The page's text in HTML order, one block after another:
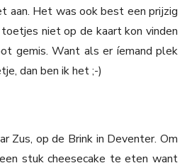
aan. Het was ook best een prijzig
niet op de kaart kon vinden
gemis. Want als er íemand plek
dan ben ik het ;-)
Zus, op de Brink in Deventer. Om
stuk cheesecake te eten want